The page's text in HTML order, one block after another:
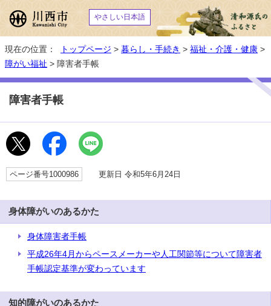
やさしい日本語
現在の位置： トップページ > 暮らし・手続き > 福祉・介護・健康 >
障がい福祉 > 障害者手帳
障害者手帳
ページ番号1000986 更新日 令和5年6月24日
身体障がいのあるかた
身体障害者手帳
平成26年4月からペースメーカーや人工関節等について障害者
手帳認定基準が変わっています
知的障がいのあるかた